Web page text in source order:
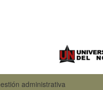
administrativa